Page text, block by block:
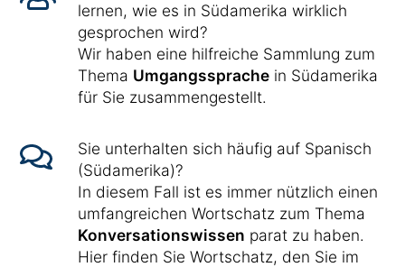
lernen, wie es in Südamerika wirklich
gesprochen wird?
Wir haben eine hilfreiche Sammlung zum
Thema Umgangssprache in Südamerika
für Sie zusammengestellt.
Sie unterhalten sich häufig auf Spanisch
(Südamerika)?
In diesem Fall ist es immer nützlich einen
umfangreichen Wortschatz zum Thema
Konversationswissen parat zu haben.
Hier finden Sie Wortschatz, den Sie im